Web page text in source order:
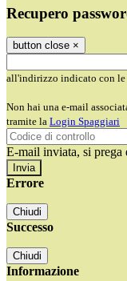
Recupero
button close ×
all'indirizzo indicato con le
Non hai una e-mail
tramite la Login Spaggiari
E-mail inviata, si prega
Errore
Chiudi
Successo
Chiudi
Informazione